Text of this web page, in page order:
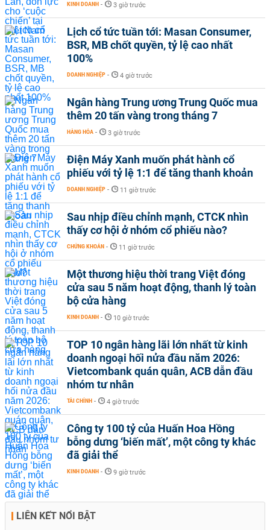
KINH DOANH - 3 giờ trước
Lịch cổ tức tuần tới: Masan Consumer,
BSR, MB chốt quyền, tỷ lệ cao nhất
100%
DOANH NGHIỆP - 4 giờ trước
Ngân hàng Trung ương Trung Quốc mua
thêm 20 tấn vàng trong tháng 7
HÀNG HÓA - 3 giờ trước
Điện Máy Xanh muốn phát hành cổ
phiếu với tỷ lệ 1:1 để tăng thanh khoản
DOANH NGHIỆP - 11 giờ trước
Sau nhịp điều chỉnh mạnh, CTCK nhìn
thấy cơ hội ở nhóm cổ phiếu nào?
CHỨNG KHOÁN - 11 giờ trước
Một thương hiệu thời trang Việt đóng
cửa sau 5 năm hoạt động, thanh lý toàn
bộ cửa hàng
KINH DOANH - 10 giờ trước
TOP 10 ngân hàng lãi lớn nhất từ kinh
doanh ngoại hối nửa đầu năm 2026:
Vietcombank quán quân, ACB dẫn đầu
nhóm tư nhân
TÀI CHÍNH - 4 giờ trước
Công ty 100 tỷ của Huấn Hoa Hồng
bỗng dưng ‘biến mất’, một công ty khác
đã giải thể
KINH DOANH - 9 giờ trước
LIÊN KẾT NỔI BẬT